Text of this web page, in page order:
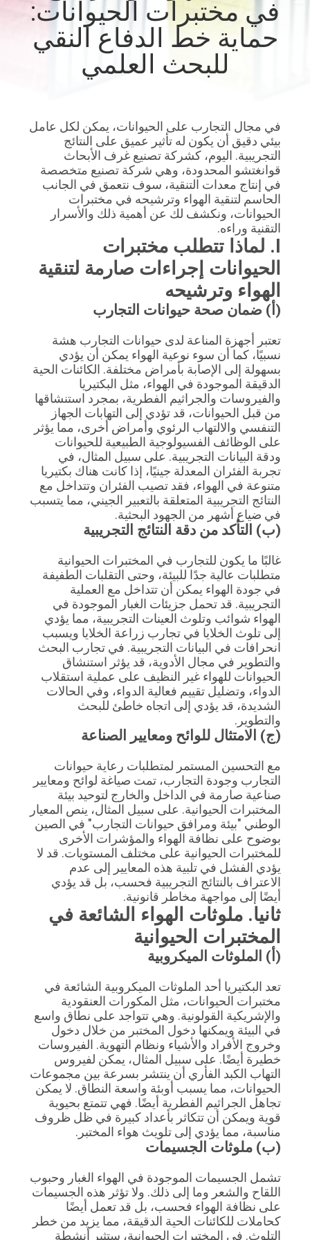
المصنع
مراقبة
اتصل
أخبار
الحالات
اطلب
عرض
أسعار
خريطة
الموقع
سياسة
الخصوصية
في مختبرات الحيوانات:
حماية خط الدفاع النقي
للبحث العلمي
في مجال التجارب على الحيوانات، يمكن لكل عامل
بيئي دقيق أن يكون له تأثير عميق على النتائج
التجريبية. اليوم، كشركة تصنيع غرف الأبحاث
قوانغتشو المحدودة، وهي شركة تصنيع متخصصة
في إنتاج معدات التنقية، سوف نتعمق في الجانب
الحاسم لتنقية الهواء وترشيحه في مختبرات
الحيوانات، ونكشف لك عن أهمية ذلك والأسرار
التقنية وراءه.
I. لماذا تتطلب مختبرات
الحيوانات إجراءات صارمة لتنقية
الهواء وترشيحه
(أ) ضمان صحة حيوانات التجارب
تعتبر أجهزة المناعة لدى حيوانات التجارب هشة
نسبيًا، كما أن سوء نوعية الهواء يمكن أن يؤدي
بسهولة إلى الإصابة بأمراض مختلفة. الكائنات الحية
الدقيقة الموجودة في الهواء، مثل البكتيريا
والفيروسات والجراثيم الفطرية، بمجرد استنشاقها
من قبل الحيوانات، قد تؤدي إلى التهابات الجهاز
التنفسي والالتهاب الرئوي وأمراض أخرى، مما يؤثر
على الوظائف الفسيولوجية الطبيعية للحيوانات
ودقة البيانات التجريبية. على سبيل المثال، في
تجربة الفئران المعدلة جينيًا، إذا كانت هناك بكتيريا
متنوعة في الهواء، فقد تصيب الفئران وتتداخل مع
النتائج التجريبية المتعلقة بالتعبير الجيني، مما يتسبب
في ضياع أشهر من الجهود البحثية.
(ب) التأكد من دقة النتائج التجريبية
غالبًا ما يكون للتجارب في المختبرات الحيوانية
متطلبات عالية جدًا للبيئة، وحتى التقلبات الطفيفة
في جودة الهواء يمكن أن تتداخل مع العملية
التجريبية. قد تحمل جزيئات الغبار الموجودة في
الهواء شوائب وتلوث العينات التجريبية، مما يؤدي
إلى تلوث الخلايا في تجارب زراعة الخلايا ويسبب
انحرافات في البيانات التجريبية. في تجارب البحث
والتطوير في مجال الأدوية، قد يؤثر استنشاق
الحيوانات للهواء غير النظيف على عملية استقلاب
الدواء، وتضليل تقييم فعالية الدواء، وفي الحالات
الشديدة، قد يؤدي إلى اتجاه خاطئ للبحث
والتطوير.
(ج) الامتثال للوائح ومعايير الصناعة
مع التحسين المستمر لمتطلبات رعاية حيوانات
التجارب وجودة التجارب، تمت صياغة لوائح ومعايير
صناعية صارمة في الداخل والخارج لتوحيد بيئة
المختبرات الحيوانية. على سبيل المثال، ينص المعيار
الوطني "بيئة ومرافق حيوانات التجارب" في الصين
بوضوح على نظافة الهواء والمؤشرات الأخرى
للمختبرات الحيوانية على مختلف المستويات. قد لا
يؤدي الفشل في تلبية هذه المعايير إلى عدم
الاعتراف بالنتائج التجريبية فحسب، بل قد يؤدي
أيضًا إلى مواجهة مخاطر قانونية.
ثانيا. ملوثات الهواء الشائعة في
المختبرات الحيوانية
(أ) الملوثات الميكروبية
تعد البكتيريا أحد الملوثات الميكروبية الشائعة في
مختبرات الحيوانات، مثل المكورات العنقودية
والإشريكية القولونية. وهي تتواجد على نطاق واسع
في البيئة ويمكنها دخول المختبر من خلال دخول
وخروج الأفراد والأشياء ونظام التهوية. الفيروسات
خطيرة أيضًا. على سبيل المثال، يمكن لفيروس
التهاب الكبد الفأري أن ينتشر بسرعة بين مجموعات
الحيوانات، مما يسبب أوبئة واسعة النطاق. لا يمكن
تجاهل الجراثيم الفطرية أيضًا. فهي تتمتع بحيوية
قوية ويمكن أن تتكاثر بأعداد كبيرة في ظل ظروف
مناسبة، مما يؤدي إلى تلويث هواء المختبر.
(ب) ملوثات الجسيمات
تشمل الجسيمات الموجودة في الهواء الغبار وحبوب
اللقاح والشعر وما إلى ذلك. ولا تؤثر هذه الجسيمات
على نظافة الهواء فحسب، بل قد تعمل أيضًا
كحاملات للكائنات الحية الدقيقة، مما يزيد من خطر
التلوث. في المختبرات الحيوانية، ستثير أنشطة